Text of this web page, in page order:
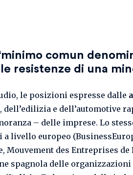
comun
resistenze di una
le posizioni espresse dalle
dell’edilizia e dell’automotive
– delle imprese. Lo
livello europeo
Mouvement des Entreprises de
spagnola delle